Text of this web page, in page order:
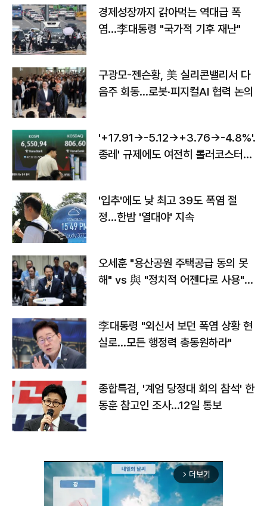
경제성장까지 갉아먹는 역대급 폭
염…李대통령 "국가적 기후 재난"
구광모-젠슨황, 美 실리콘밸리서 다
음주 회동…로봇·피지컬AI 협력 논의
'+17.91→-5.12→+3.76→-4.8%'…'
종레' 규제에도 여전히 롤러코스터
'입추'에도 낮 최고 39도 폭염 절
정…한밤 '열대야' 지속
오세훈 "용산공원 주택공급 동의 못
해" vs 與 "정치적 어젠다로 사용"
李대통령 "외신서 보던 폭염 상황 현
실로…모든 행정력 총동원하라"
종합특검, '계엄 당정대 회의 참석' 한
동훈 참고인 조사...12일 통보
arrow_forward_ios 더보기